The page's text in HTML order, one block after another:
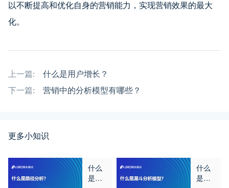
以不断提高和优化自身的营销能力，实现营销效果的最大
化。
上一篇:
什么是用户增长？
下一篇:
营销中的分析模型有哪些？
更多小知识
什么
是路
什么
是漏